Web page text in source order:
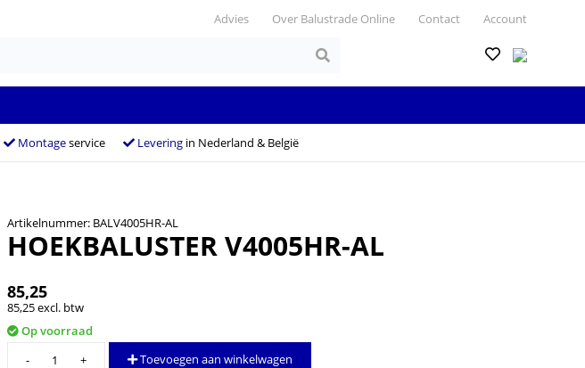
Advies Over Balustrade Online Contact Account
Montageservice Leveringin Nederland & België
Artikelnummer: BALV4005HR-AL
HOEKBALUSTER V4005HR-AL
85,25
85,25 excl. btw
Op voorraad
Hoekbaluster
Toevoegen aan winkelwagen